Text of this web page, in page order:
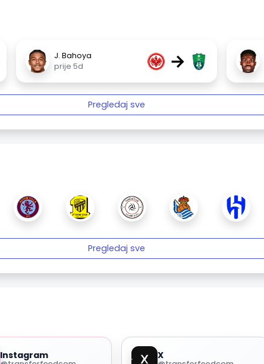
J. Bahoya
prije 5d
→
Pregledaj sve
Pregledaj sve
Instagram X